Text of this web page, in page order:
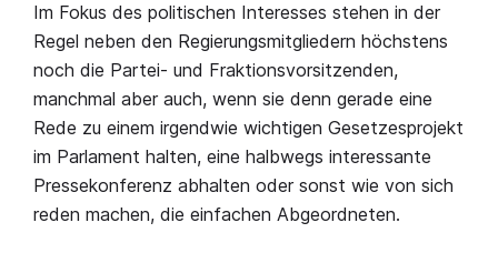
Im Fokus des politischen Interesses stehen in der
Regel neben den Regierungsmitgliedern höchstens
noch die Partei- und Fraktionsvorsitzenden,
manchmal aber auch, wenn sie denn gerade eine
Rede zu einem irgendwie wichtigen Gesetzesprojekt
im Parlament halten, eine halbwegs interessante
Pressekonferenz abhalten oder sonst wie von sich
reden machen, die einfachen Abgeordneten.